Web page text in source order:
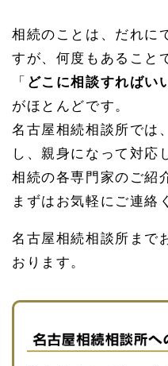
相続のことは、だれに
すが、何度もあること
「 どこに相談すればい
がほとんどです。
名古屋相続相談所では
し、親身になって対応
相続の各専門家のご紹
まずはお気軽にご連絡
名古屋相続相談所まで
おります。